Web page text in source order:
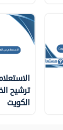
ترشيح
الكويت